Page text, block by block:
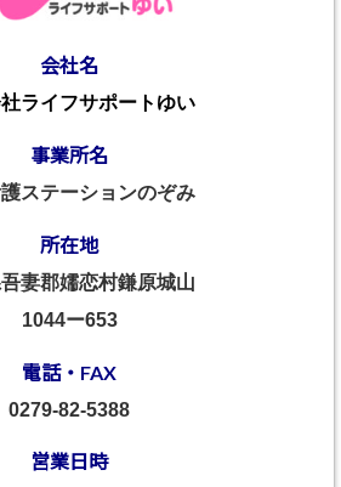
会社名
ライフサポートゆい
事業所名
ステーションのぞみ
所在地
妻郡嬬恋村鎌原城山
1044ー653
電話・FAX
0279-82-5388
営業日時